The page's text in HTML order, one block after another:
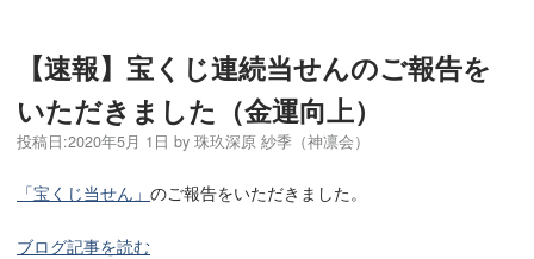
【速報】宝くじ連続当せんのご報告を
いただきました（金運向上）
投稿日:2020年5月 1日 by 珠玖深原 紗季（神凛会）
「宝くじ当せん」 のご報告をいただきました。
ブログ記事を読む